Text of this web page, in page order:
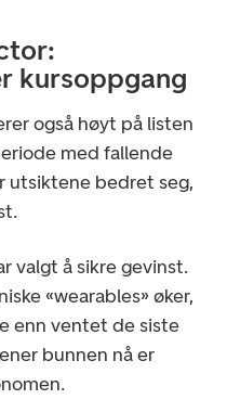
kursoppgang
også høyt på listen
med fallende
utsiktene bedret seg,
valgt å sikre gevinst.
«wearables» øker,
enn ventet de siste
bunnen nå er